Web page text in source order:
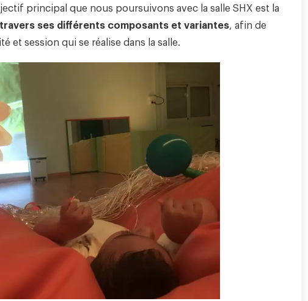
principal que nous poursuivons avec la salle SHX est la
ses différents composants et variantes, afin de
et session qui se réalise dans la salle.